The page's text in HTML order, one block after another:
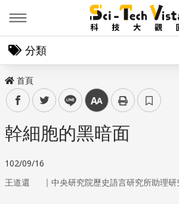
分類
首頁
facebooktwitter line 中
幹細胞的黑暗面
102/09/16
王道還 ｜ 中央研究院歷史語言研究所助理研